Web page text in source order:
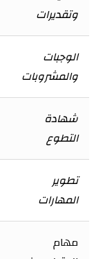
وتقديرات
الوجبات
والمشروبات
شهادة
التطوع
تطوير
المهارات
مهام